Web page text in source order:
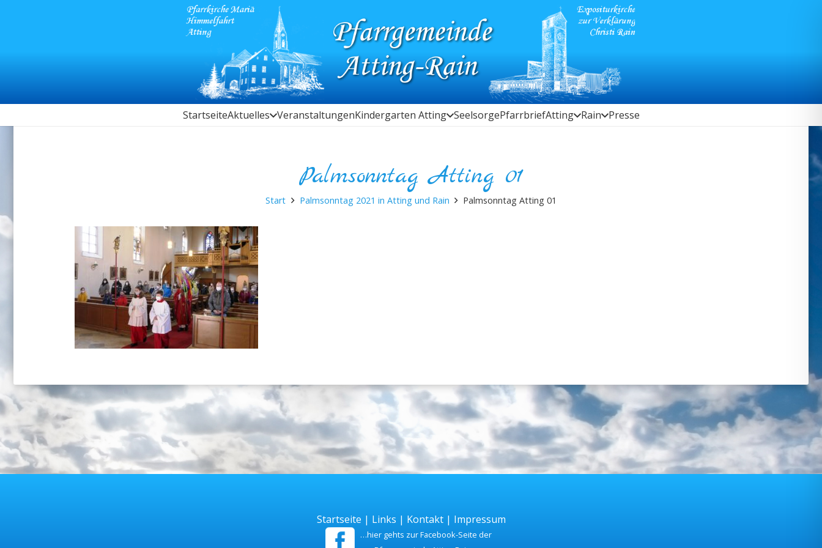
StartseiteAktuelles VeranstaltungenKindergarten Atting SeelsorgePfarrbriefAtting Rain Presse
Palmsonntag Atting 01
Start Palmsonntag 2021 in Atting und Rain Palmsonntag Atting 01
Startseite | Links | Kontakt| Impressum
…hier gehts zur Facebook-Seite der